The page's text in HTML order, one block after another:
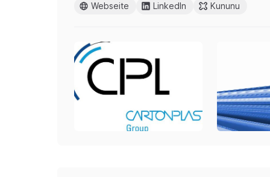
Webseite LinkedIn Kununu